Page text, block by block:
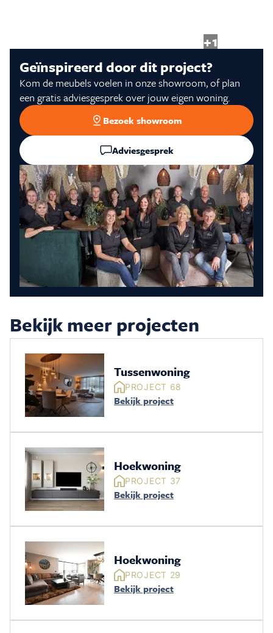
Over Carré
+1
Geïnspireerd door dit project?
Kom de meubels voelen in onze showroom, of plan
een gratis adviesgesprek over jouw eigen woning.
Bezoek showroom
Adviesgesprek
Bekijk meer projecten
Tussenwoning
PROJECT 68
Bekijk project
Hoekwoning
PROJECT 37
Bekijk project
Hoekwoning
PROJECT 29
Bekijk project